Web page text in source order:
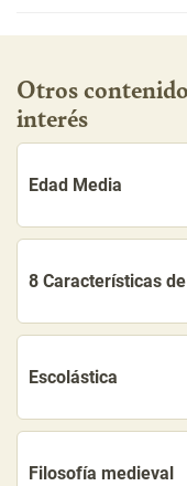
Otros
interés
Edad Media
8 Características
Escolástica
Filosofía medieval